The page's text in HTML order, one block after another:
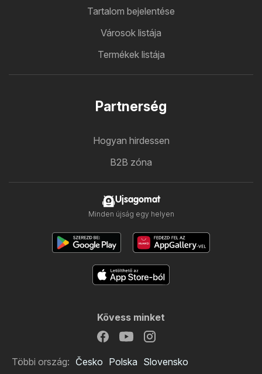
Tartalom bejelentése
Városok listája
Termékek listája
Partnerség
Hogyan hirdessen
B2B zóna
Ujsagomat
Minden újság egy helyen
Kövess minket
Többi ország: Česko Polska Slovensko